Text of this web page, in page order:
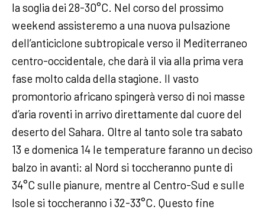
la soglia dei 28-30°C. Nel corso del prossimo
weekend assisteremo a una nuova pulsazione
dell’anticiclone subtropicale verso il Mediterraneo
centro-occidentale, che darà il via alla prima vera
fase molto calda della stagione. Il vasto
promontorio africano spingerà verso di noi masse
d’aria roventi in arrivo direttamente dal cuore del
deserto del Sahara. Oltre al tanto sole tra sabato
13 e domenica 14 le temperature faranno un deciso
balzo in avanti: al Nord si toccheranno punte di
34°C sulle pianure, mentre al Centro-Sud e sulle
Isole si toccheranno i 32-33°C. Questo fine